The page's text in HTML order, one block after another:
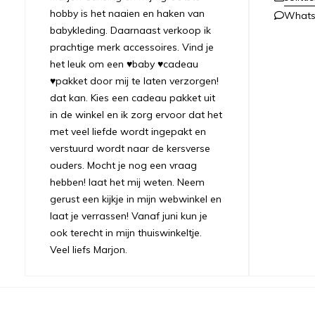
hobby is het naaien en haken van
babykleding. Daarnaast verkoop ik
prachtige merk accessoires. Vind je
het leuk om een ♥baby ♥cadeau
♥pakket door mij te laten verzorgen!
dat kan. Kies een cadeau pakket uit
in de winkel en ik zorg ervoor dat het
met veel liefde wordt ingepakt en
verstuurd wordt naar de kersverse
ouders. Mocht je nog een vraag
hebben! laat het mij weten. Neem
gerust een kijkje in mijn webwinkel en
laat je verrassen! Vanaf juni kun je
ook terecht in mijn thuiswinkeltje.
Veel liefs Marjon.